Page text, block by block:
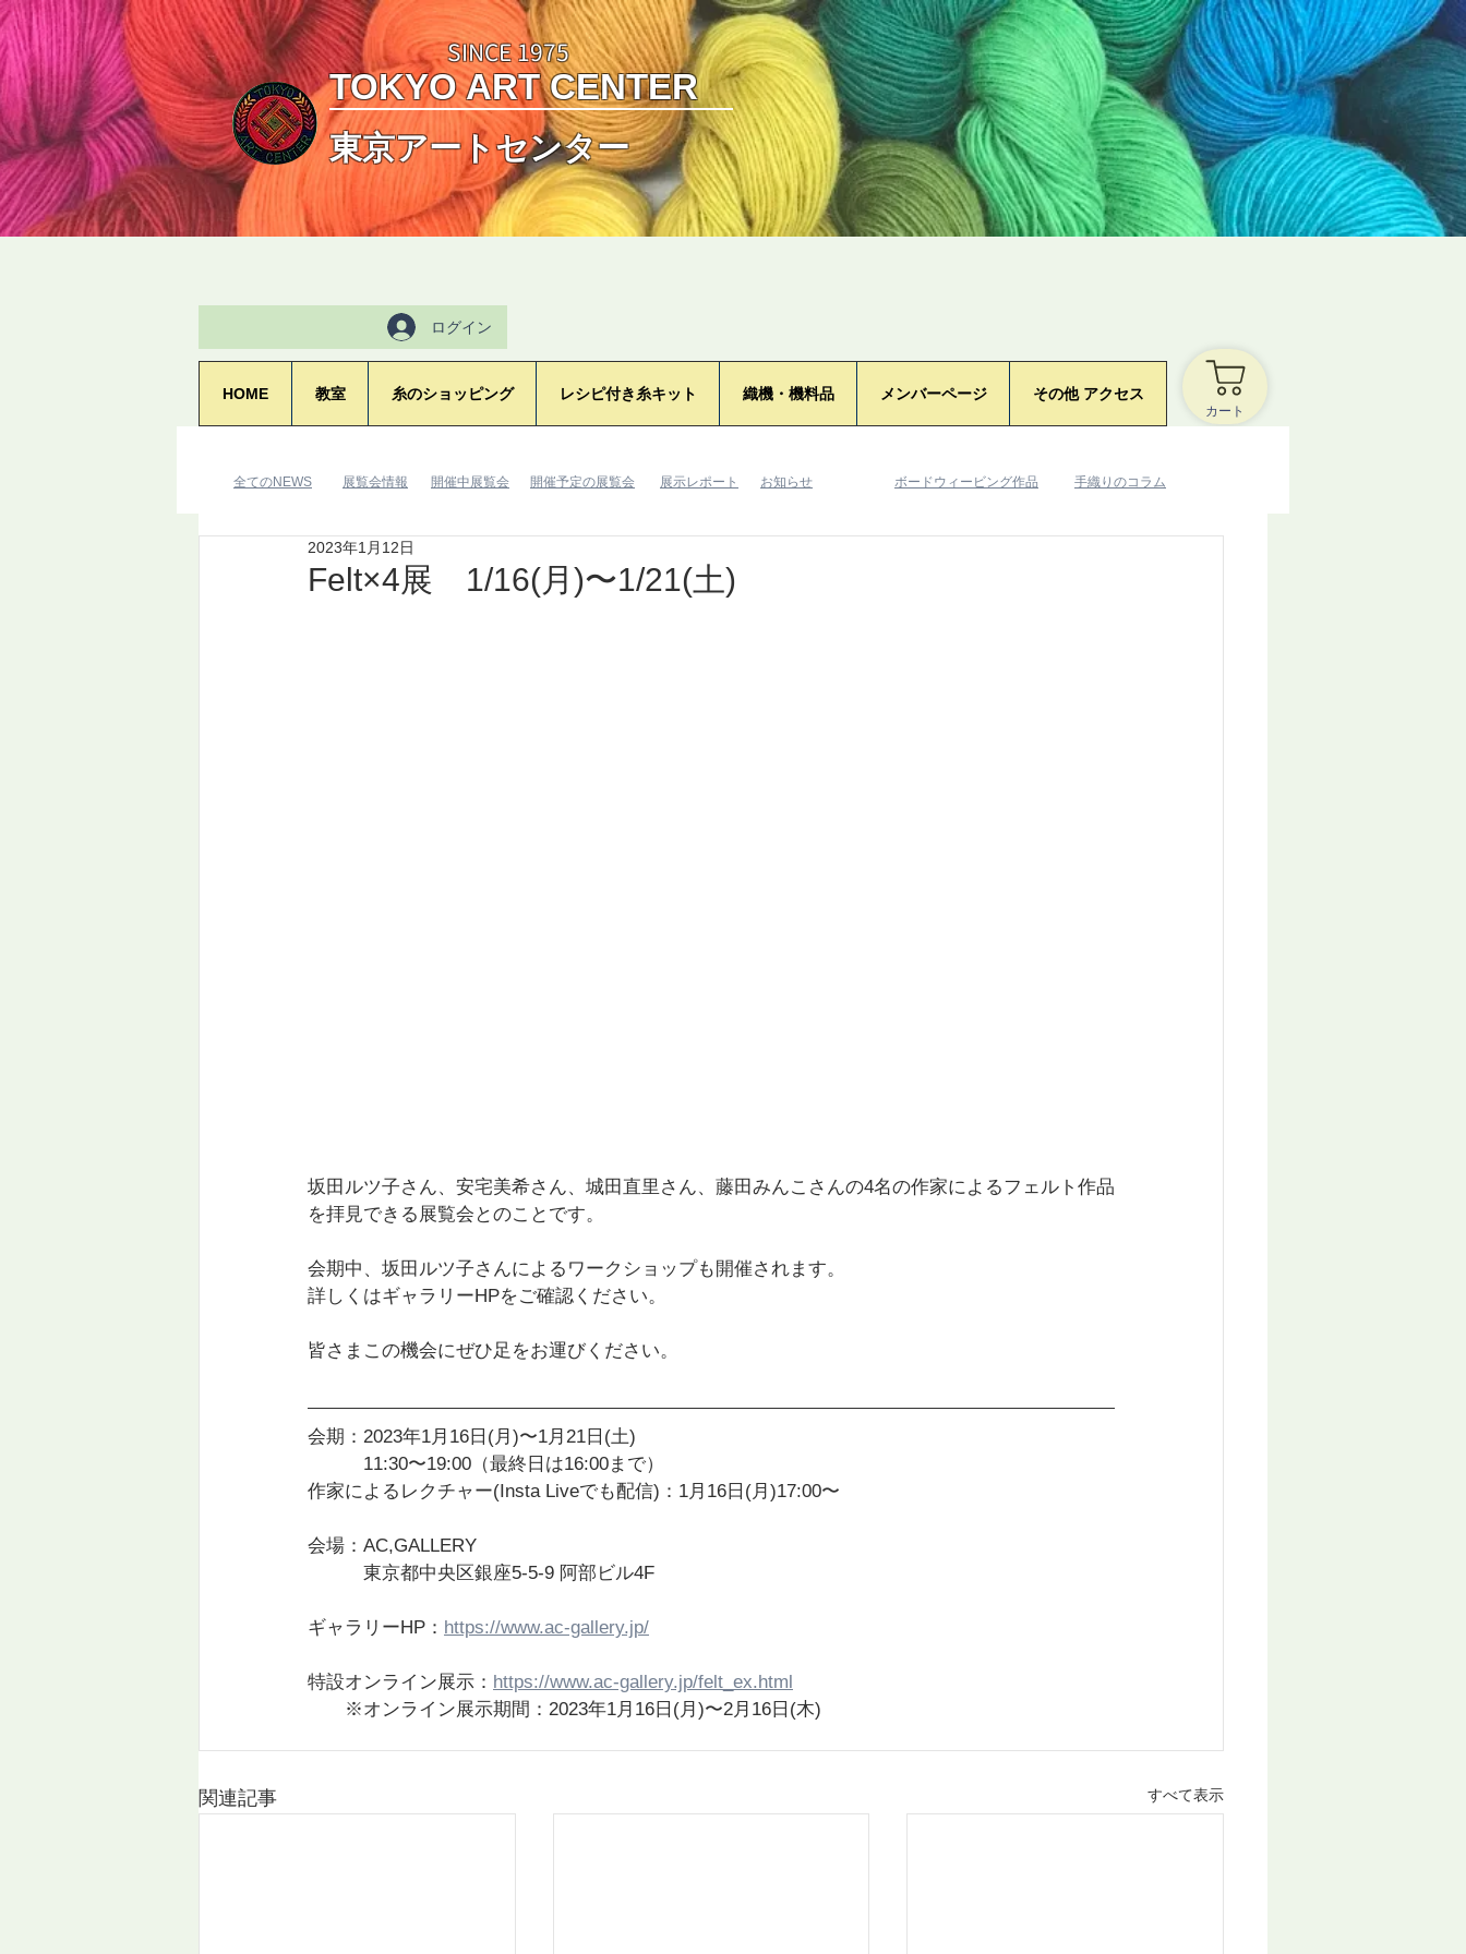
SINCE 1975
TOKYO ART CENTER
東京アートセンター
ログイン
HOME 教室 糸のショッピング レシピ付き糸キット 織機・機料品 メンバーページ その他 アクセス
カート
Felt×4展 1/16(月)〜1/21(土)
2023年1月12日
坂田ルツ子さん、安宅美希さん、城田直里さん、藤田みんこさんの4名の作家によるフェルト作品
を拝見できる展覧会とのことです。
会期中、坂田ルツ子さんによるワークショップも開催されます。
詳しくはギャラリーHPをご確認ください。
皆さまこの機会にぜひ足をお運びください。
会期：2023年1月16日(月)〜1月21日(土)
11:30〜19:00（最終日は16:00まで）
作家によるレクチャー(Insta Liveでも配信)：1月16日(月)17:00〜
会場：AC,GALLERY
東京都中央区銀座5-5-9 阿部ビル4F
ギャラリーHP： https://www.ac-gallery.jp/
特設オンライン展示： https://www.ac-gallery.jp/felt_ex.html
※オンライン展示期間：2023年1月16日(月)〜2月16日(木)
関連記事 すべて表示
​全てのNEWS ​展覧会情報 ​展示レポート ​お知らせ
​開催中展覧会 ​開催予定の展覧会 ​手織りのコラム
​ボードウィービング作品